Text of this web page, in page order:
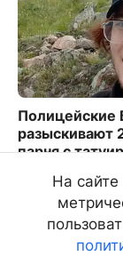
Полицейские
разыскивают
парня с
На